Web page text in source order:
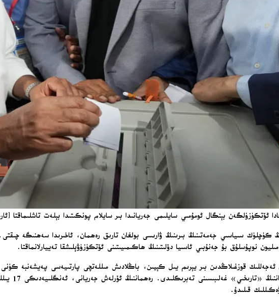
قوزغىلاڭدىن بىر يېرىم يىل كېيىن، باڭلادىش مىللەتچى پارتىيەسى پەيشەنبە
غەلىبە»
قىلىدۇ.